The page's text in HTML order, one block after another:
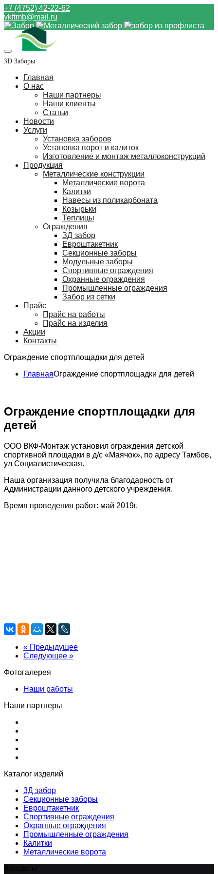
+7 (4752) 42-22-62
vkftmb@mail.ru
3D Заборы
Главная
О нас
Наши партнеры
Наши клиенты
Статьи
Новости
Услуги
Установка заборов
Установка ворот и калиток
Изготовление и монтаж металлоконструкций
Продукция
Металлические конструкции
Металлические ворота
Калитки
Навесы из поликарбоната
Козырьки
Теплицы
Ограждения
ЗД забор
Евроштакетник
Секционные заборы
Модульные заборы
Спортивные ограждения
Охранные ограждения
Промышленные ограждения
Забор из сетки
Прайс
Прайс на работы
Прайс на изделия
Акции
Контакты
Ограждение спортплощадки для детей
ГлавнаяОграждение спортплощадки для детей
Ограждение спортплощадки для
детей
ООО ВКФ-Монтаж установил ограждения детской
спортивной площадки в д/с «Маячок», по адресу Тамбов,
ул Социалистическая.
Наша организация получила благодарность от
Администрации данного детского учреждения.
Время проведения работ: май 2019г.
« Предыдущее
Следующее »
Фотогалерея
Наши работы
Наши партнеры
Каталог изделий
3Д забор
Секционные заборы
Евроштакетник
Спортивные ограждения
Охранные ограждения
Промышленные ограждения
Калитки
Металлические ворота